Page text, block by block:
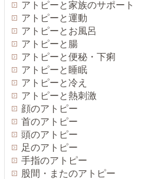
アトピーと家族のサポート
アトピーと運動
アトピーとお風呂
アトピーと腸
アトピーと便秘・下痢
アトピーと睡眠
アトピーと冷え
アトピーと熱刺激
顔のアトピー
首のアトピー
頭のアトピー
足のアトピー
手指のアトピー
股間・またのアトピー